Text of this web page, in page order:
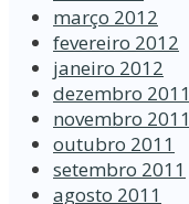
março 2012
fevereiro 2012
janeiro 2012
dezembro 2011
novembro 2011
outubro 2011
setembro 2011
agosto 2011